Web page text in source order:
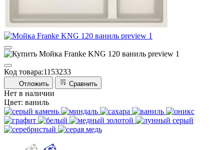
Код товара:1153233
Отложить Сравнить
Нет в наличии
Цвет: ваниль